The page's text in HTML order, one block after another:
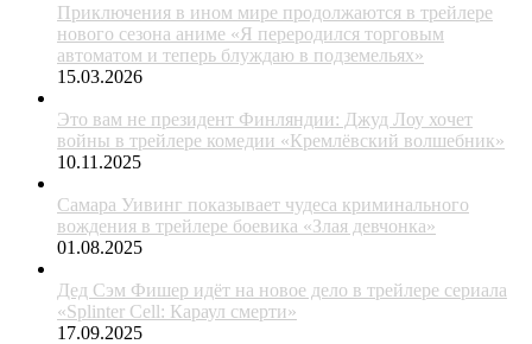
Приключения в ином мире продолжаются в трейлере
нового сезона аниме «Я переродился торговым
автоматом и теперь блуждаю в подземельях»
15.03.2026
Это вам не президент Финляндии: Джуд Лоу хочет
войны в трейлере комедии «Кремлёвский волшебник»
10.11.2025
Самара Уивинг показывает чудеса криминального
вождения в трейлере боевика «Злая девчонка»
01.08.2025
Дед Сэм Фишер идёт на новое дело в трейлере сериала
«Splinter Cell: Караул смерти»
17.09.2025